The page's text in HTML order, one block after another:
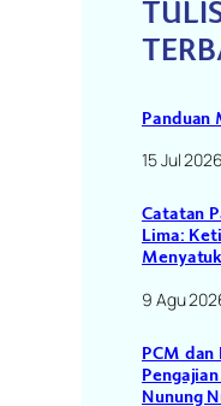
Panduan
15 Jul 2026
Catatan
Lima:
9 Agu
PCM dan
Nunung